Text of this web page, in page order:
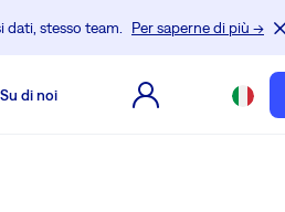
stesso team. Per saperne di più →
Su di noi